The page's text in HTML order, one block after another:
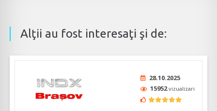
Alţii au fost interesaţi şi de:
28.10.2025
15952vizualizari